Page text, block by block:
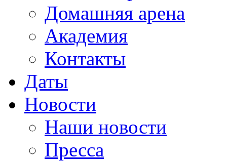
Домашняя арена
Академия
Контакты
Даты
Новости
Наши новости
Пресса